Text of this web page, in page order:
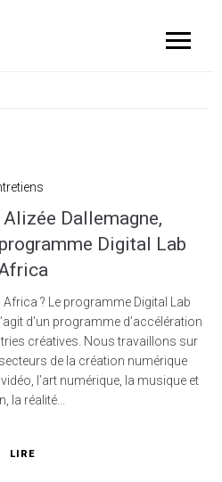
Dallemagne,
Digital Lab
Africa ? Le programme Digital Lab
d’un programme d’accélération
créatives. Nous travaillons sur
de la création numérique
l’art numérique, la musique et
la réalité...
LIRE